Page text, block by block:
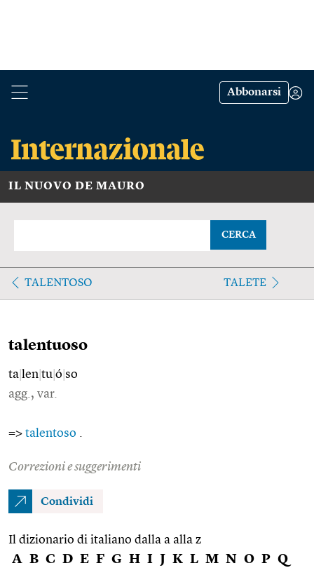
Abbonarsi
IL NUOVO DE MAURO
CERCA
TALENTOSO TALETE
talentuoso
ta len tu ó so
agg., var.
=> talentoso
Correzioni e suggerimenti
Condividi
Il dizionario di italiano dalla a alla z
A B C D E F G H I J K L M N O P Q